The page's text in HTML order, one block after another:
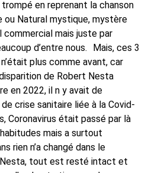
trompé en reprenant la chanson
ou Natural mystique, mystère
commercial mais juste par
d’entre nous. Mais, ces 3
plus comme avant, car
de Robert Nesta
en 2022, il n y avait de
crise sanitaire liée à la Covid-
Coronavirus était passé par là
mais a surtout
rien n’a changé dans le
tout est resté intact et